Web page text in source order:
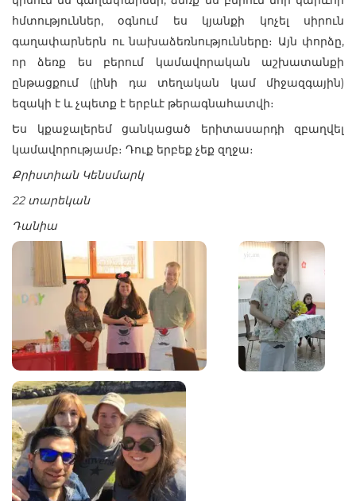
հմտություններ, օգնում ես կյանքի կոչել սիրուն
գաղափարներն ու նախաձեռնությունները։ Այն փորձը,
որ ձեռք ես բերում կամավորական աշխատանքի
ընթացքում (լինի դա տեղական կամ միջազգային)
եզակի է և չպետք է երբևէ թերագնահատվի։
Ես կքաջալերեմ ցանկացած երիտասարդի զբաղվել
կամավորությամբ։ Դուք երբեք չեք զղջա։
Քրիստիան Կենսմարկ
22 տարեկան
Դանիա